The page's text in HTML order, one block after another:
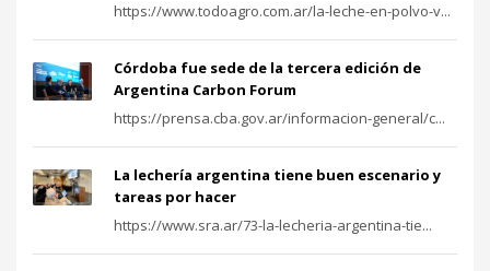
https://www.todoagro.com.ar/la-leche-en-polvo-v...
Córdoba fue sede de la tercera edición de
Argentina Carbon Forum
https://prensa.cba.gov.ar/informacion-general/c...
La lechería argentina tiene buen escenario y
tareas por hacer
https://www.sra.ar/73-la-lecheria-argentina-tie...